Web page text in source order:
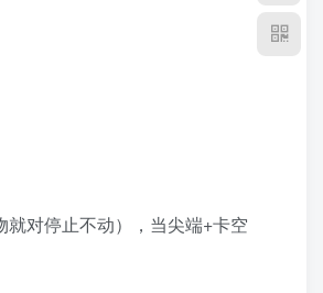
对停止不动），当尖端+卡空